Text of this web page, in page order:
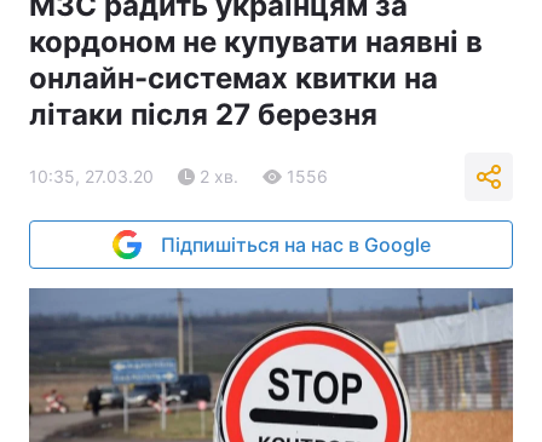
кордоном не купувати наявні в
онлайн-системах квитки на
літаки після 27 березня
10:35, 27.03.20 2 хв. 1556
Підпишіться на нас в Google